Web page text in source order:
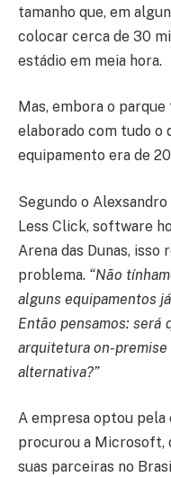
tamanho que, em
colocar cerca de 30
estádio em meia hora.
Mas, embora o
elaborado com tudo o
equipamento era de
Segundo o
Less Click, software
Arena das Dunas, isso
problema. “Não
alguns equipamentos
Então pensamos: será
arquitetura on-
alternativa?”
A empresa optou pela
procurou a Microsoft,
suas parceiras no